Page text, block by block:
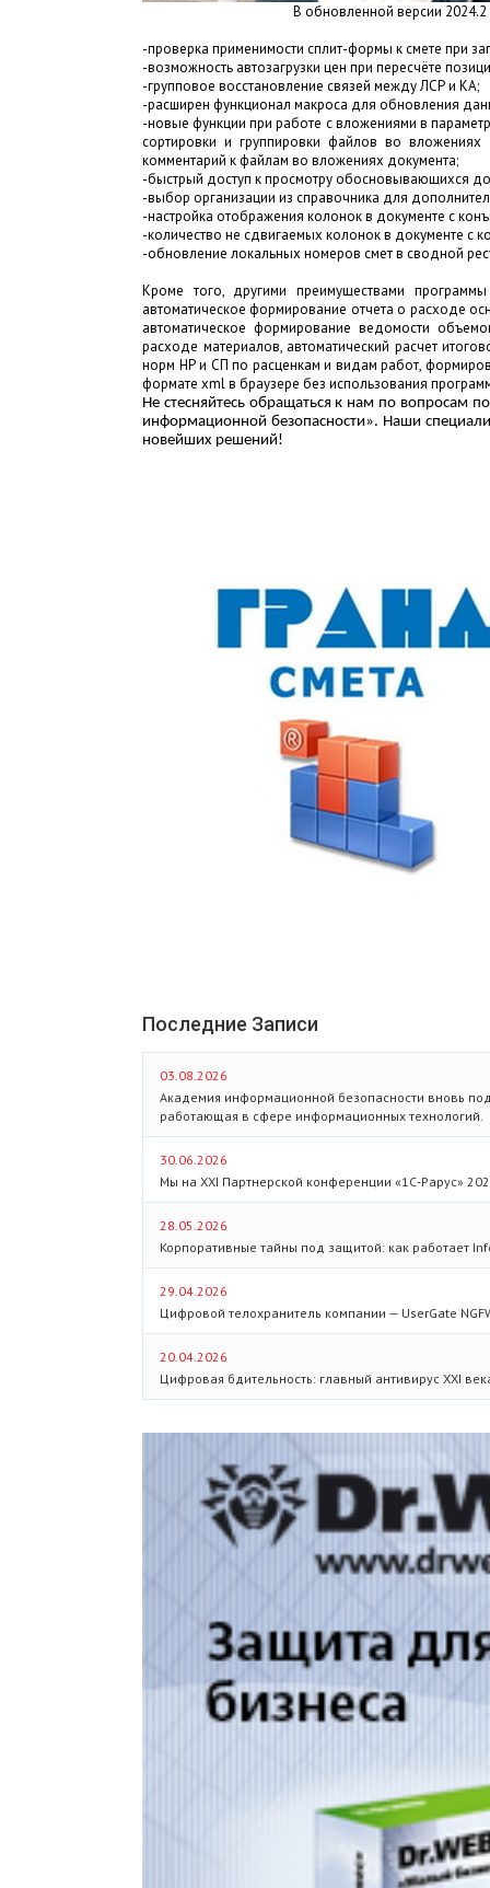
В обновленной версии
-проверка применимости сплит-формы к смете при
-возможность автозагрузки цен при пересчёте
-групповое восстановление связей между ЛСР и КА;
-расширен функционал макроса для обновления
-новые функции при работе с вложениями в
сортировки и группировки файлов во
комментарий к файлам во вложениях документа;
-быстрый доступ к просмотру обосновывающихся
-выбор организации из справочника для
-настройка отображения колонок в документе с
-количество не сдвигаемых колонок в документе с
-обновление локальных номеров смет в сводной
Кроме того, другими преимуществами
автоматическое формирование отчета о расходе
автоматическое формирование ведомости
расходе материалов, автоматический расчет
норм НР и СП по расценкам и видам работ,
формате xml в браузере без использования
Не стесняйтесь обращаться к нам по вопросам
информационной безопасности». Наши
новейших решений!
Последние Записи
03.08.2026
Академия информационной безопасности вновь
работающая в сфере информационных технологий.
30.06.2026
Мы на XXI Партнерской конференции «1С‑Рарус»
28.05.2026
Корпоративные тайны под защитой: как работает
29.04.2026
Цифровой телохранитель компании — UserGate
20.04.2026
Цифровая бдительность: главный антивирус XXI